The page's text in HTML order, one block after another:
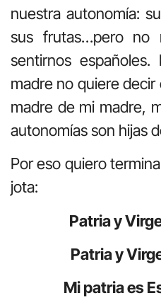
nuestra autonomía:
sus frutas…pero no
sentirnos
madre no quiere decir
madre de mi madre,
autonomías son hijas
Por eso quiero
jota:
Patria y
Patria y
Mi patria es